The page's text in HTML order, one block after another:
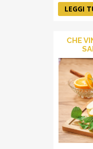
LEGGI
CHE